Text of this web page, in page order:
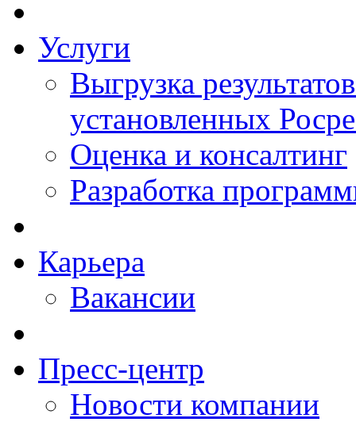
Услуги
Выгрузка
установленных
Оценка и консалтинг
Разработка
Карьера
Вакансии
Пресс-центр
Новости компании